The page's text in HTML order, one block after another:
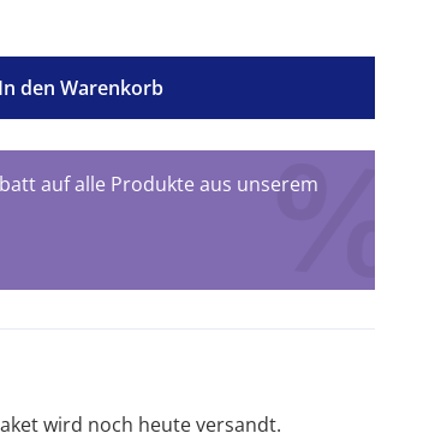
In den Warenkorb
auf alle Produkte aus unserem
wird noch heute versandt.